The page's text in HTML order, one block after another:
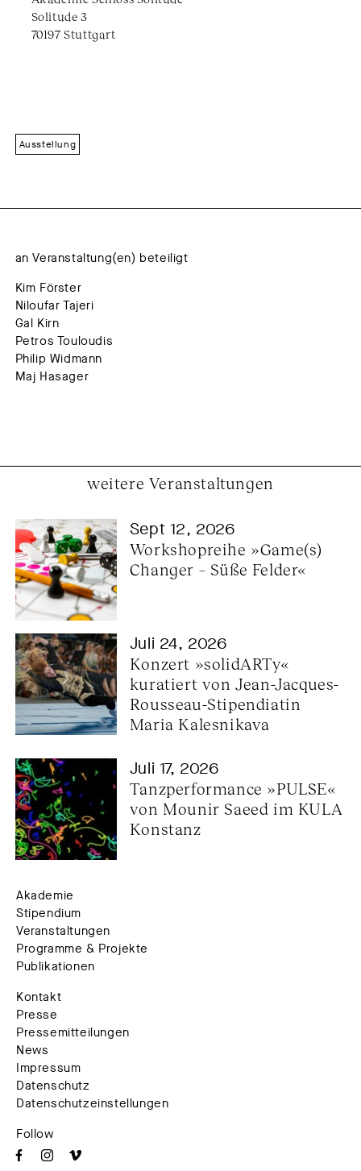
Solitude 3
70197 Stuttgart
Ausstellung
an Veranstaltung(en) beteiligt
Kim Förster
Niloufar Tajeri
Gal Kirn
Petros Touloudis
Philip Widmann
Maj Hasager
weitere Veranstaltungen
Sept 12, 2026
Workshopreihe »Game(s)
Changer – Süße Felder«
Juli 24, 2026
Konzert »solidARTy«
kuratiert von Jean-Jacques-
Rousseau-Stipendiatin
Maria Kalesnikava
Juli 17, 2026
Tanzperformance »PULSE«
von Mounir Saeed im KULA
Konstanz
Akademie
Stipendium
Veranstaltungen
Programme & Projekte
Publikationen
Kontakt
Presse
Pressemitteilungen
News
Impressum
Datenschutz
Datenschutzeinstellungen
Follow